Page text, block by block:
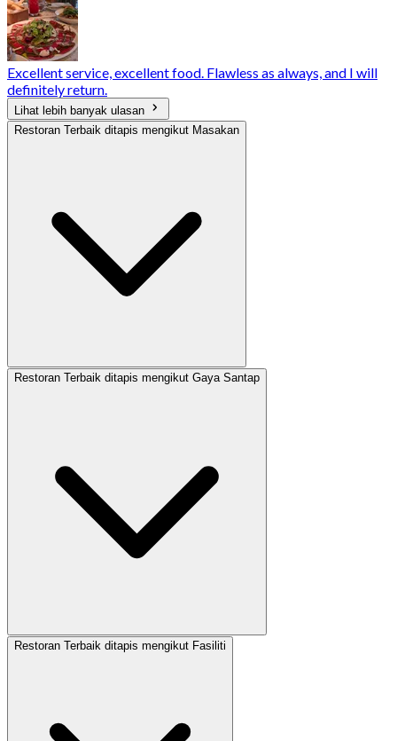
Excellent service, excellent food. Flawless as always, and I will
definitely return.
Lihat lebih banyak ulasan
Restoran Terbaik ditapis mengikut Masakan
Restoran Terbaik ditapis mengikut Gaya Santap
Restoran Terbaik ditapis mengikut Fasiliti